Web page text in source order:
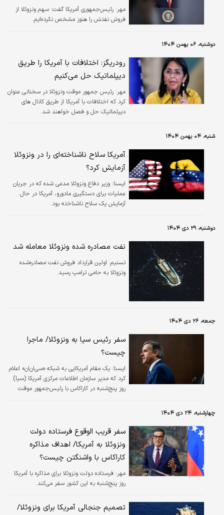
مهر: رئیس‌جمهوری آمریکا گفت: سهم ونزوئلا از
فروش نفتش را هنوز مشخص نکرده‌ایم.
دوشنبه، ۰۶ بهمن ۱۴۰۴
رودریگز: اختلافات با آمریکا را طریق
دیپلماتیک حل می‌کنیم
مهر: رئیس جمهور موقت ونزوئلا در سخنانی عنوان
کرد که اختلافات با آمریکا از طریق کانال‌ های
دیپلماتیک حل و فصل خواهند شد.
شنبه، ۰۴ بهمن ۱۴۰۴
آمریکا سلاح ناشناخته‌ای را در ونزوئلا
آزمایش کرد؟
ايسنا: وزیر دفاع ونزوئلا مدعی شده که در جریان
عملیات برای دستگیری مادورو، آمریکا در حال
آزمایش یک سلاح ناشناخته بود.
دوشنبه، ۲۹ دی ۱۴۰۴
نفت مصادره شده ونزوئلا معامله شد
تسنیم: اولین قرارداد فروش نفت مصادره‌شده
ونزوئلا به حامی ترامپ رسید.
جمعه، ۲۶ دی ۱۴۰۴
سفر رئیس سیا به ونزوئلا/ ماجرا
چیست؟
ايسنا: یک مقام آمریکایی به شبکه «سی‌ان‌ان» اعلام
کرد که مدیر سازمان اطلاعات مرکزی آمریکا (سیا)
روز پنج‌شنبه در کاراکاس با رئیس‌جمهور موقت
چهارشنبه، ۲۴ دی ۱۴۰۴
سفر قریب الوقوع فرستاده دولت
ونزوئلا به آمریکا/ اهداف مذاکره
کاراکاس با واشنگتن چیست؟
مهر: فرستاده دولت ونزوئلا برای مذاکره با آمریکا
روز پنج‌شنبه به این کشور سفر می‌کند.
تصمیم جنجالی آمریکا برای ونزوئلا/